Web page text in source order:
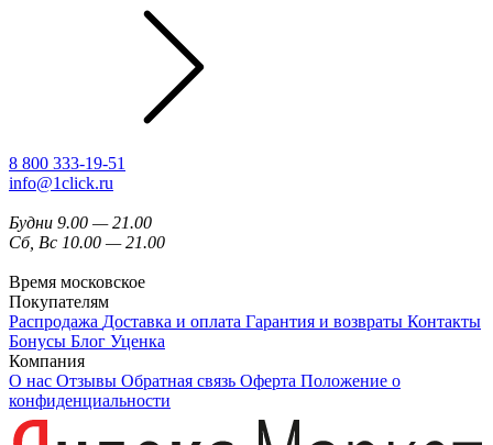
8 800 333-19-51
info@1click.ru
Будни 9.00 — 21.00
Сб, Вс 10.00 — 21.00
Время московское
Покупателям
Распродажа Доставка и оплата Гарантия и возвраты Контакты
Бонусы Блог Уценка
Компания
О нас Отзывы Обратная связь Оферта Положение о
конфиденциальности